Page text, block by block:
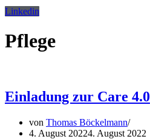
Linkedin
Pflege
Einladung zur Care 4.0
von Thomas Böckelmann
4. August 20224. August 2022